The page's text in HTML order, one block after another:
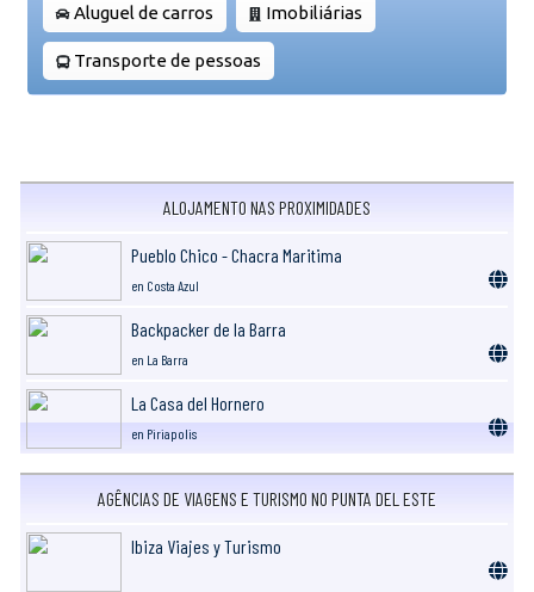
Aluguel de carros Imobiliárias
Transporte de pessoas
ALOJAMENTO NAS PROXIMIDADES
Pueblo Chico - Chacra Maritima
en Costa Azul
Backpacker de la Barra
en La Barra
La Casa del Hornero
en Piriapolis
AGÊNCIAS DE VIAGENS E TURISMO NO PUNTA DEL ESTE
Ibiza Viajes y Turismo